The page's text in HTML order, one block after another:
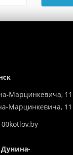
Марцинкевича, 11
Марцинкевича, 11